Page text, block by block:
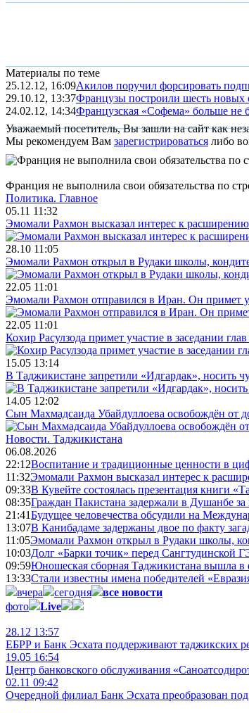
Материалы по теме
25.12.12, 16:09Акилов поручил форсировать
29.10.12, 13:37Французы построили шесть новых
24.02.12, 14:34Французская «Софема» больше не
Уважаемый посетитель, Вы зашли на сайт как
Мы рекомендуем Вам зарегистрироваться либо
Франция не выполнила свои обязательства по
Политика. Главное
05.11 11:32
Эмомали Рахмон высказал интерес к
28.10 11:05
Эмомали Рахмон открыл в Рудаки школы,
22.05 11:01
Эмомали Рахмон отправился в Иран. Он примет
22.05 11:01
Кохир Расулзода примет участие в заседании
15.05 13:14
В Таджикистане запретили «Идгардак», носить
14.05 12:02
Сын Махмадсаида Убайдуллоева освобождён от
Новости. Таджикистана
06.08.2026
22:12Воспитание и традиционные ценности в
11:32Эмомали Рахмон высказал интерес к
09:33В Кувейте состоялась презентация книги
08:35Граждан Пакистана задержали в Душанбе
21:41Будущее человечества обсудили на
13:07В Канибадаме задержаны двое по факту
11:05Эмомали Рахмон открыл в Рудаки школы,
10:03Долг «Барки точик» перед Сангтудинской
09:59Юношеская сборная Таджикистана вышла
13:33Стали известны имена победителей
вчера
сегодня
все новости
фото
Live
28.12 13:57
ЕБРР и Банк Эсхата поддерживают таджикских
19.05 16:54
Центр банковского обслуживания
02.11 09:42
Очередной филиал Банк Эсхата преобразован